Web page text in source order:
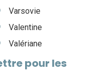
Varsovie
Valentine
Valériane
pour les